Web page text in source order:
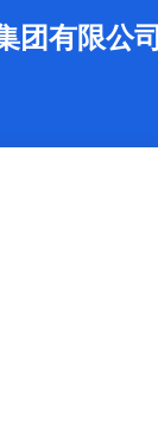
团有限公司